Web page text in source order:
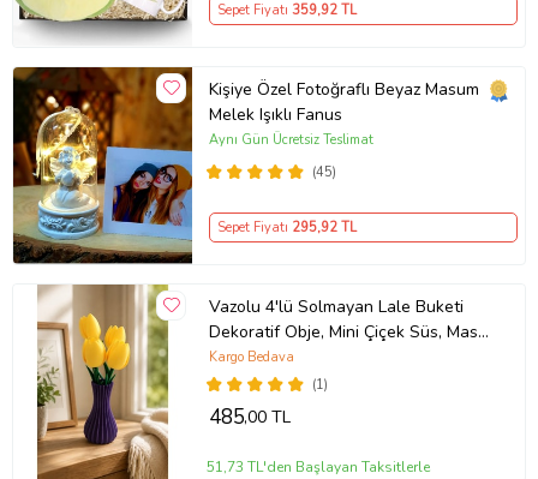
Sepet Fiyatı 359,92 TL
Kişiye Özel Fotoğraflı Beyaz Masum
Melek Işıklı Fanus
(45)
Aynı Gün Ücretsiz Teslimat
Sepet Fiyatı 295,92 TL
Vazolu 4'lü Solmayan Lale Buketi
Dekoratif Obje, Mini Çiçek Süs, Masa
Raf Komodin Dekoru, Hediye Ürünü
Vazolu Lale Buketi
(1)
Kargo Bedava
485,00 TL
51,73 TL'den Başlayan Taksitlerle